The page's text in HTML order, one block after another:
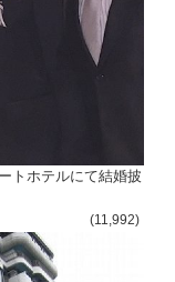
トホテルにて結婚披
(11,992)